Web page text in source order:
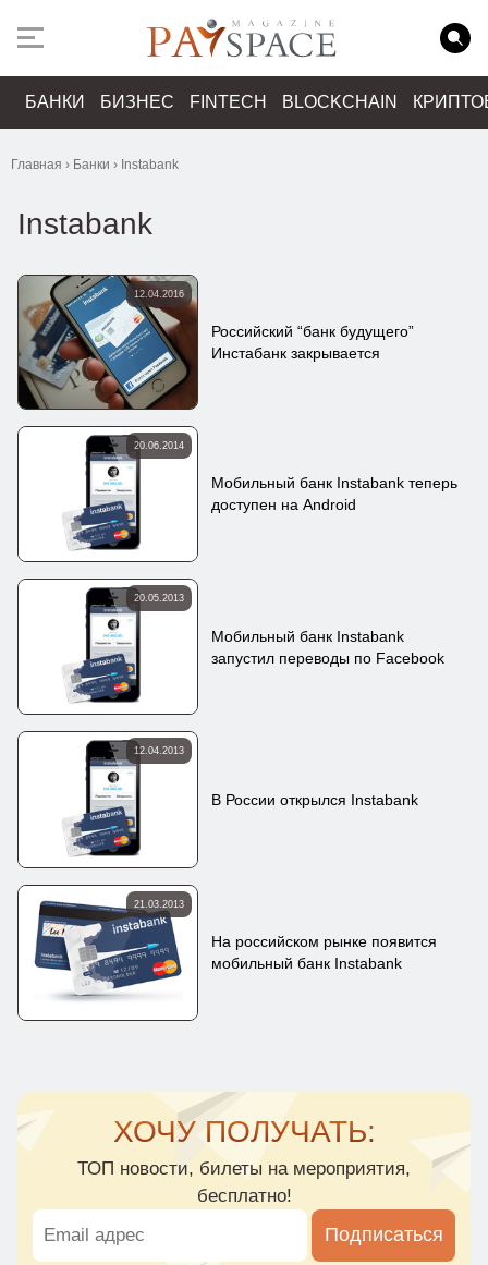
БАНКИ БИЗНЕС FINTECH BLOCKCHAIN
Главная › Банки › Instabank
Instabank
12.04.2016
Российский “банк будущего”
Инстабанк закрывается
20.06.2014
Мобильный банк Instabank теперь
доступен на Android
20.05.2013
Мобильный банк Instabank
запустил переводы по Facebook
12.04.2013
В России открылся Instabank
21.03.2013
На российском рынке появится
мобильный банк Instabank
ХОЧУ ПОЛУЧАТЬ:
ТОП новости, билеты на мероприятия,
бесплатно!
Подписаться